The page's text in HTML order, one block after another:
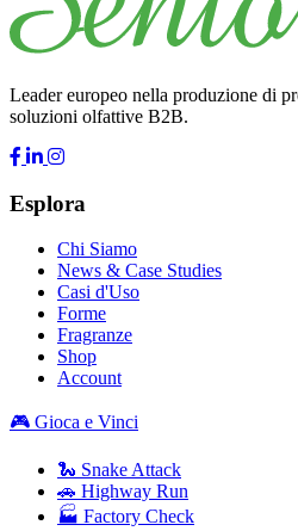
Leader europeo nella produzione di
soluzioni olfattive B2B.
Esplora
Chi Siamo
News & Case Studies
Casi d'Uso
Forme
Fragranze
Shop
Account
🎮 Gioca e Vinci
🐍 Snake Attack
🚗 Highway Run
🏭 Factory Check